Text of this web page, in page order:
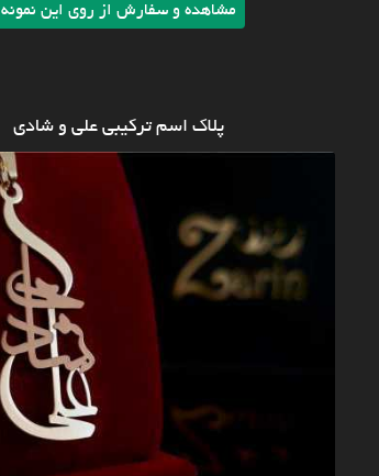
مشاهده و سفارش از روی این نمونه
پلاک اسم ترکیبی علی و شادی